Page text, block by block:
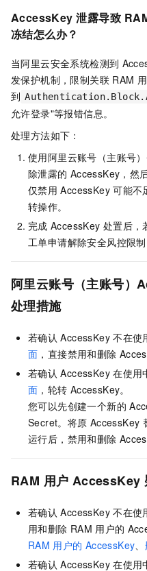
AccessKey 泄露导致
冻结怎么办？
当阿里云安全系统检测到
发保护机制，限制关联 RAM
到
允许登录"等报错信息。
处理方法如下：
使用阿里云账号（主账号
除泄露的 AccessKey，然
仅禁用 AccessKey 可能不
转操作。
完成 AccessKey 处置后，
工单申请解除安全风控限制
阿里云账号（主账号）
处理措施
若确认 AccessKey 不在使
面 ，直接禁用和删除
若确认 AccessKey 在使用
面 ，轮转 AccessKey。
您可以先创建一个新的
Secret。将原 AccessKey
运行后，禁用和删除
RAM 用户 AccessKey
若确认 AccessKey 不在使
用和删除 RAM 用户的
RAM 用户的 AccessKey、
若确认 AccessKey 在使用